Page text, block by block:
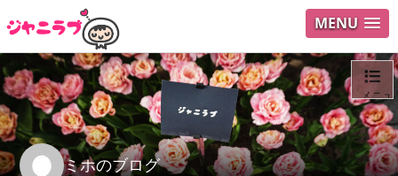
MENU
ミホのブログ
メニュ
ログイ